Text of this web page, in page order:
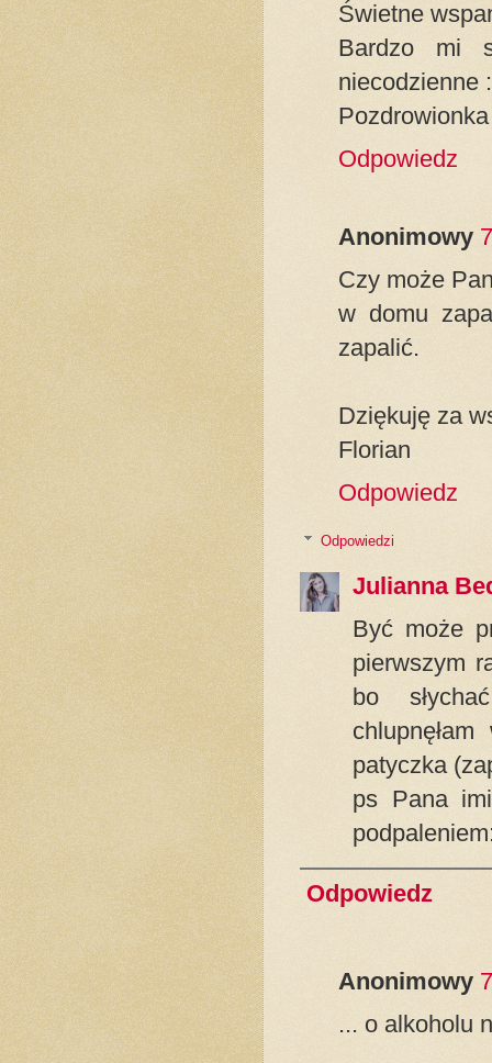
Świetne
Bardzo mi
niecodzienne
Odpowiedz
Anonimowy
Czy może
w domu
zapalić.
Dziękuję za
Florian
Odpowiedz
Odpowiedzi
Julianna
Być może
pierwszym
bo
patyczka
ps Pana
Odpowiedz
Anonimowy
... o alkoholu